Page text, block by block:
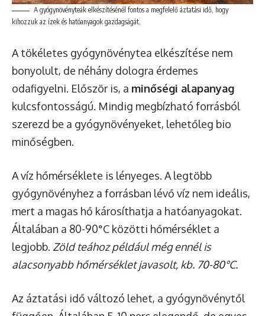
A gyógynövényteák elkészítésénél fontos a megfelelő áztatási idő, hogy
kihozzuk az ízek és hatóanyagok gazdagságát.
A tökéletes gyógynövénytea elkészítése nem
bonyolult, de néhány dologra érdemes
odafigyelni. Először is, a minőségi alapanyag
kulcsfontosságú. Mindig megbízható forrásból
szerezd be a gyógynövényeket, lehetőleg bio
minőségben.
A víz hőmérséklete is lényeges. A legtöbb
gyógynövényhez a forrásban lévő víz nem ideális,
mert a magas hő károsíthatja a hatóanyagokat.
Általában a 80-90°C közötti hőmérséklet a
legjobb. Zöld teához például még ennél is
alacsonyabb hőmérséklet javasolt, kb. 70-80°C.
Az áztatási idő változó lehet, a gyógynövénytől